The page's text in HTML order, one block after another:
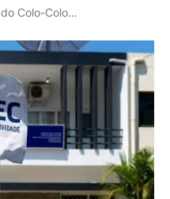
Colo-Colo…